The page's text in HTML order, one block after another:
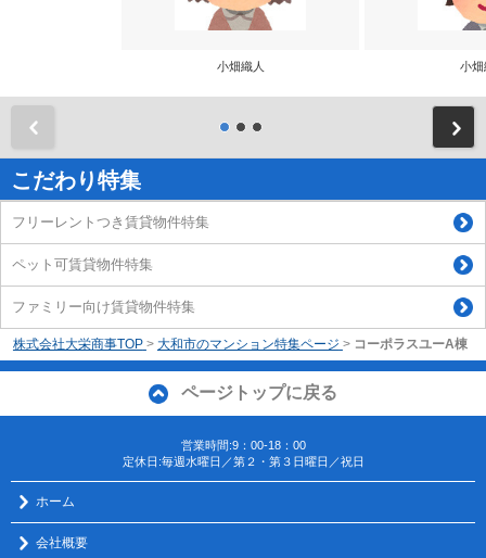
小畑織人 小畑
こだわり特集
フリーレントつき賃貸物件特集
ペット可賃貸物件特集
ファミリー向け賃貸物件特集
株式会社大栄商事TOP > 大和市のマンション特集ページ > コーポラスユーA棟
ページトップに戻る
営業時間:9：00-18：00
定休日:毎週水曜日／第２・第３日曜日／祝日
ホーム
会社概要